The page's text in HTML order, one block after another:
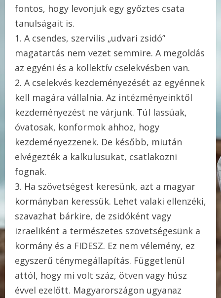
fontos, hogy levonjuk egy győztes csata
tanulságait is.
1. A csendes, szervilis „udvari zsidó”
magatartás nem vezet semmire. A megoldás
az egyéni és a kollektív cselekvésben van.
2. A cselekvés kezdeményezését az egyénnek
kell magára vállalnia. Az intézményeinktől
kezdeményezést ne várjunk. Túl lassúak,
óvatosak, konformok ahhoz, hogy
kezdeményezzenek. De később, miután
elvégezték a kalkulusukat, csatlakozni
fognak.
3. Ha szövetségest keresünk, azt a magyar
kormányban keressük. Lehet valaki ellenzéki,
szavazhat bárkire, de zsidóként vagy
izraeliként a természetes szövetségesünk a
kormány és a FIDESZ. Ez nem vélemény, ez
egyszerű ténymegállapítás. Függetlenül
attól, hogy mi volt száz, ötven vagy húsz
évvel ezelőtt. Magyarországon ugyanaz